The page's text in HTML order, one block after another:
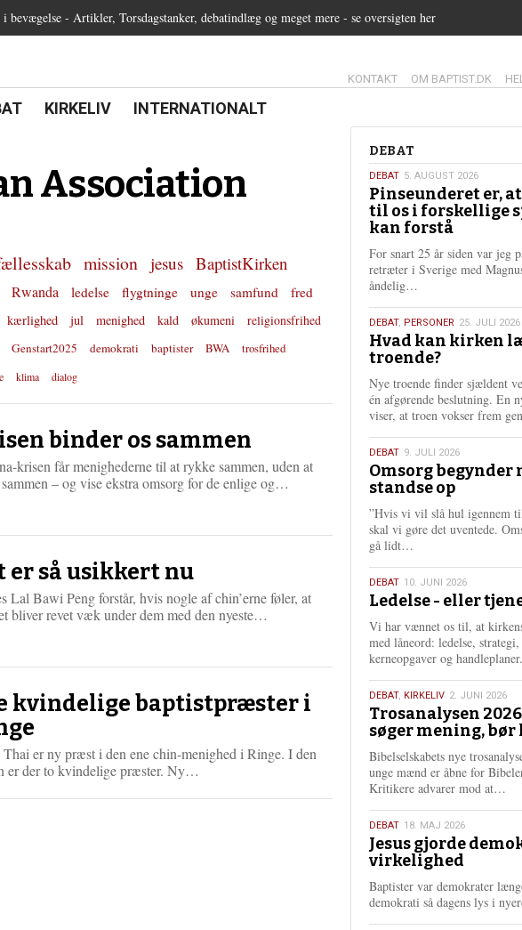
bevægelse - Artikler, Torsdagstanker, debatindlæg og meget mere - se oversigten her
13.0:
KONTAKT 14.0:
OM BAPTIST.DK
21.0:
KIRKELIV 22.0:
INTERNATIONALT
Association
mission jesus BaptistKirken
Rwanda ledelse flygtninge unge samfund
fred
kærlighed jul menighed kald økumeni
religionsfrihed
Genstart2025 demokrati baptister BWA
trosfrihed
klima dialog
binder os sammen
krisen får menighederne til at rykke sammen, uden at
– og vise ekstra omsorg for de enlige og…
m
er så usikkert nu
Lal Bawi Peng forstår, hvis nogle af chin’erne føler, at
bliver revet væk under dem med den nyeste…
m
r
e
kvindelige baptistpræster i
Thai er ny præst i den ene chin-menighed i Ringe. I den
er der to kvindelige præster. Ny…
s
Debat
DEBAT
5.
august
2026
DEBAT 5. AUGUST 2026
Pinseunderet er,
til os i forskellige
kan forstå
For snart 25 år siden var jeg
retræter i Sverige med
åndelig…
s
m
e
r
e
25.
juli
2026
DEBAT, PERSONER 25. JULI 2026
Hvad kan kirken
troende?
Nye troende finder sjældent
én afgørende beslutning. En
viser, at troen vokser frem
9.
juli
2026
DEBAT 9. JULI 2026
Omsorg begynder
standse op
”Hvis vi vil slå hul igennem
skal vi gøre det uventede.
gå lidt…
s
e
r
e
10.
juni
2026
DEBAT 10. JUNI 2026
Ledelse - eller
Vi har vænnet os til, at
med låneord: ledelse,
kerneopgaver og
2.
juni
2026
DEBAT, KIRKELIV 2. JUNI 2026
Trosanalysen
søger mening,
Bibelselskabets nye
unge mænd er åbne for
Kritikere advarer mod at…
e
e
18.
maj
2026
DEBAT 18. MAJ 2026
Jesus gjorde
virkelighed
Baptister var demokrater
demokrati så dagens lys i